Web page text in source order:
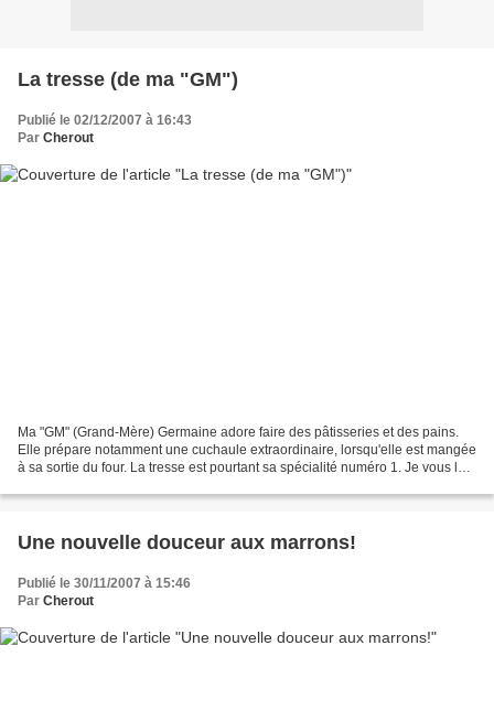
La tresse (de ma "GM")
Publié le 02/12/2007 à 16:43
Par Cherout
Ma "GM" (Grand-Mère) Germaine adore faire des pâtisseries et des pains.
Elle prépare notamment une cuchaule extraordinaire, lorsqu'elle est mangée
à sa sortie du four. La tresse est pourtant sa spécialité numéro 1. Je vous la
Une nouvelle douceur aux marrons!
Publié le 30/11/2007 à 15:46
Par Cherout